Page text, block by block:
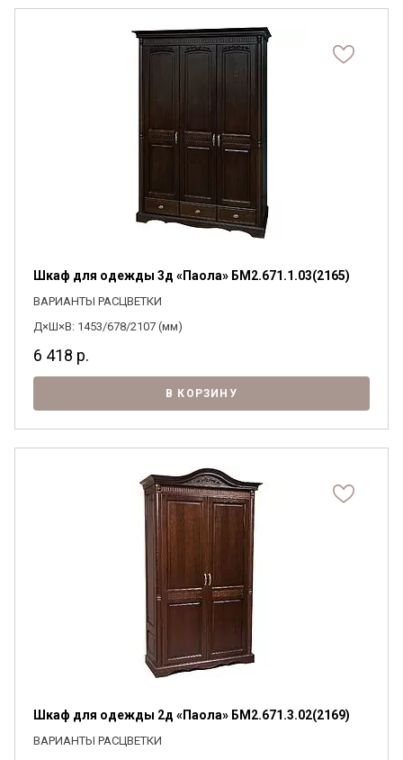
Шкаф для одежды 3д «Паола» БМ2.671.1.03(2165)
ВАРИАНТЫ РАСЦВЕТКИ
Д×Ш×В: 1453/678/2107 (мм)
6 418 р.
В КОРЗИНУ
Шкаф для одежды 2д «Паола» БМ2.671.3.02(2169)
ВАРИАНТЫ РАСЦВЕТКИ